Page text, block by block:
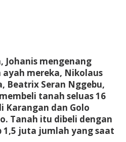
Johanis mengenang
mereka, Nikolaus
Beatrix Seran Nggebu,
tanah seluas 16
Karangan dan Golo
Tanah itu dibeli dengan
1,5 juta jumlah yang saat